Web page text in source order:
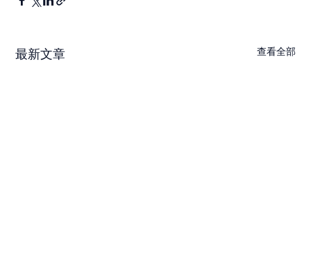
最新文章 查看全部